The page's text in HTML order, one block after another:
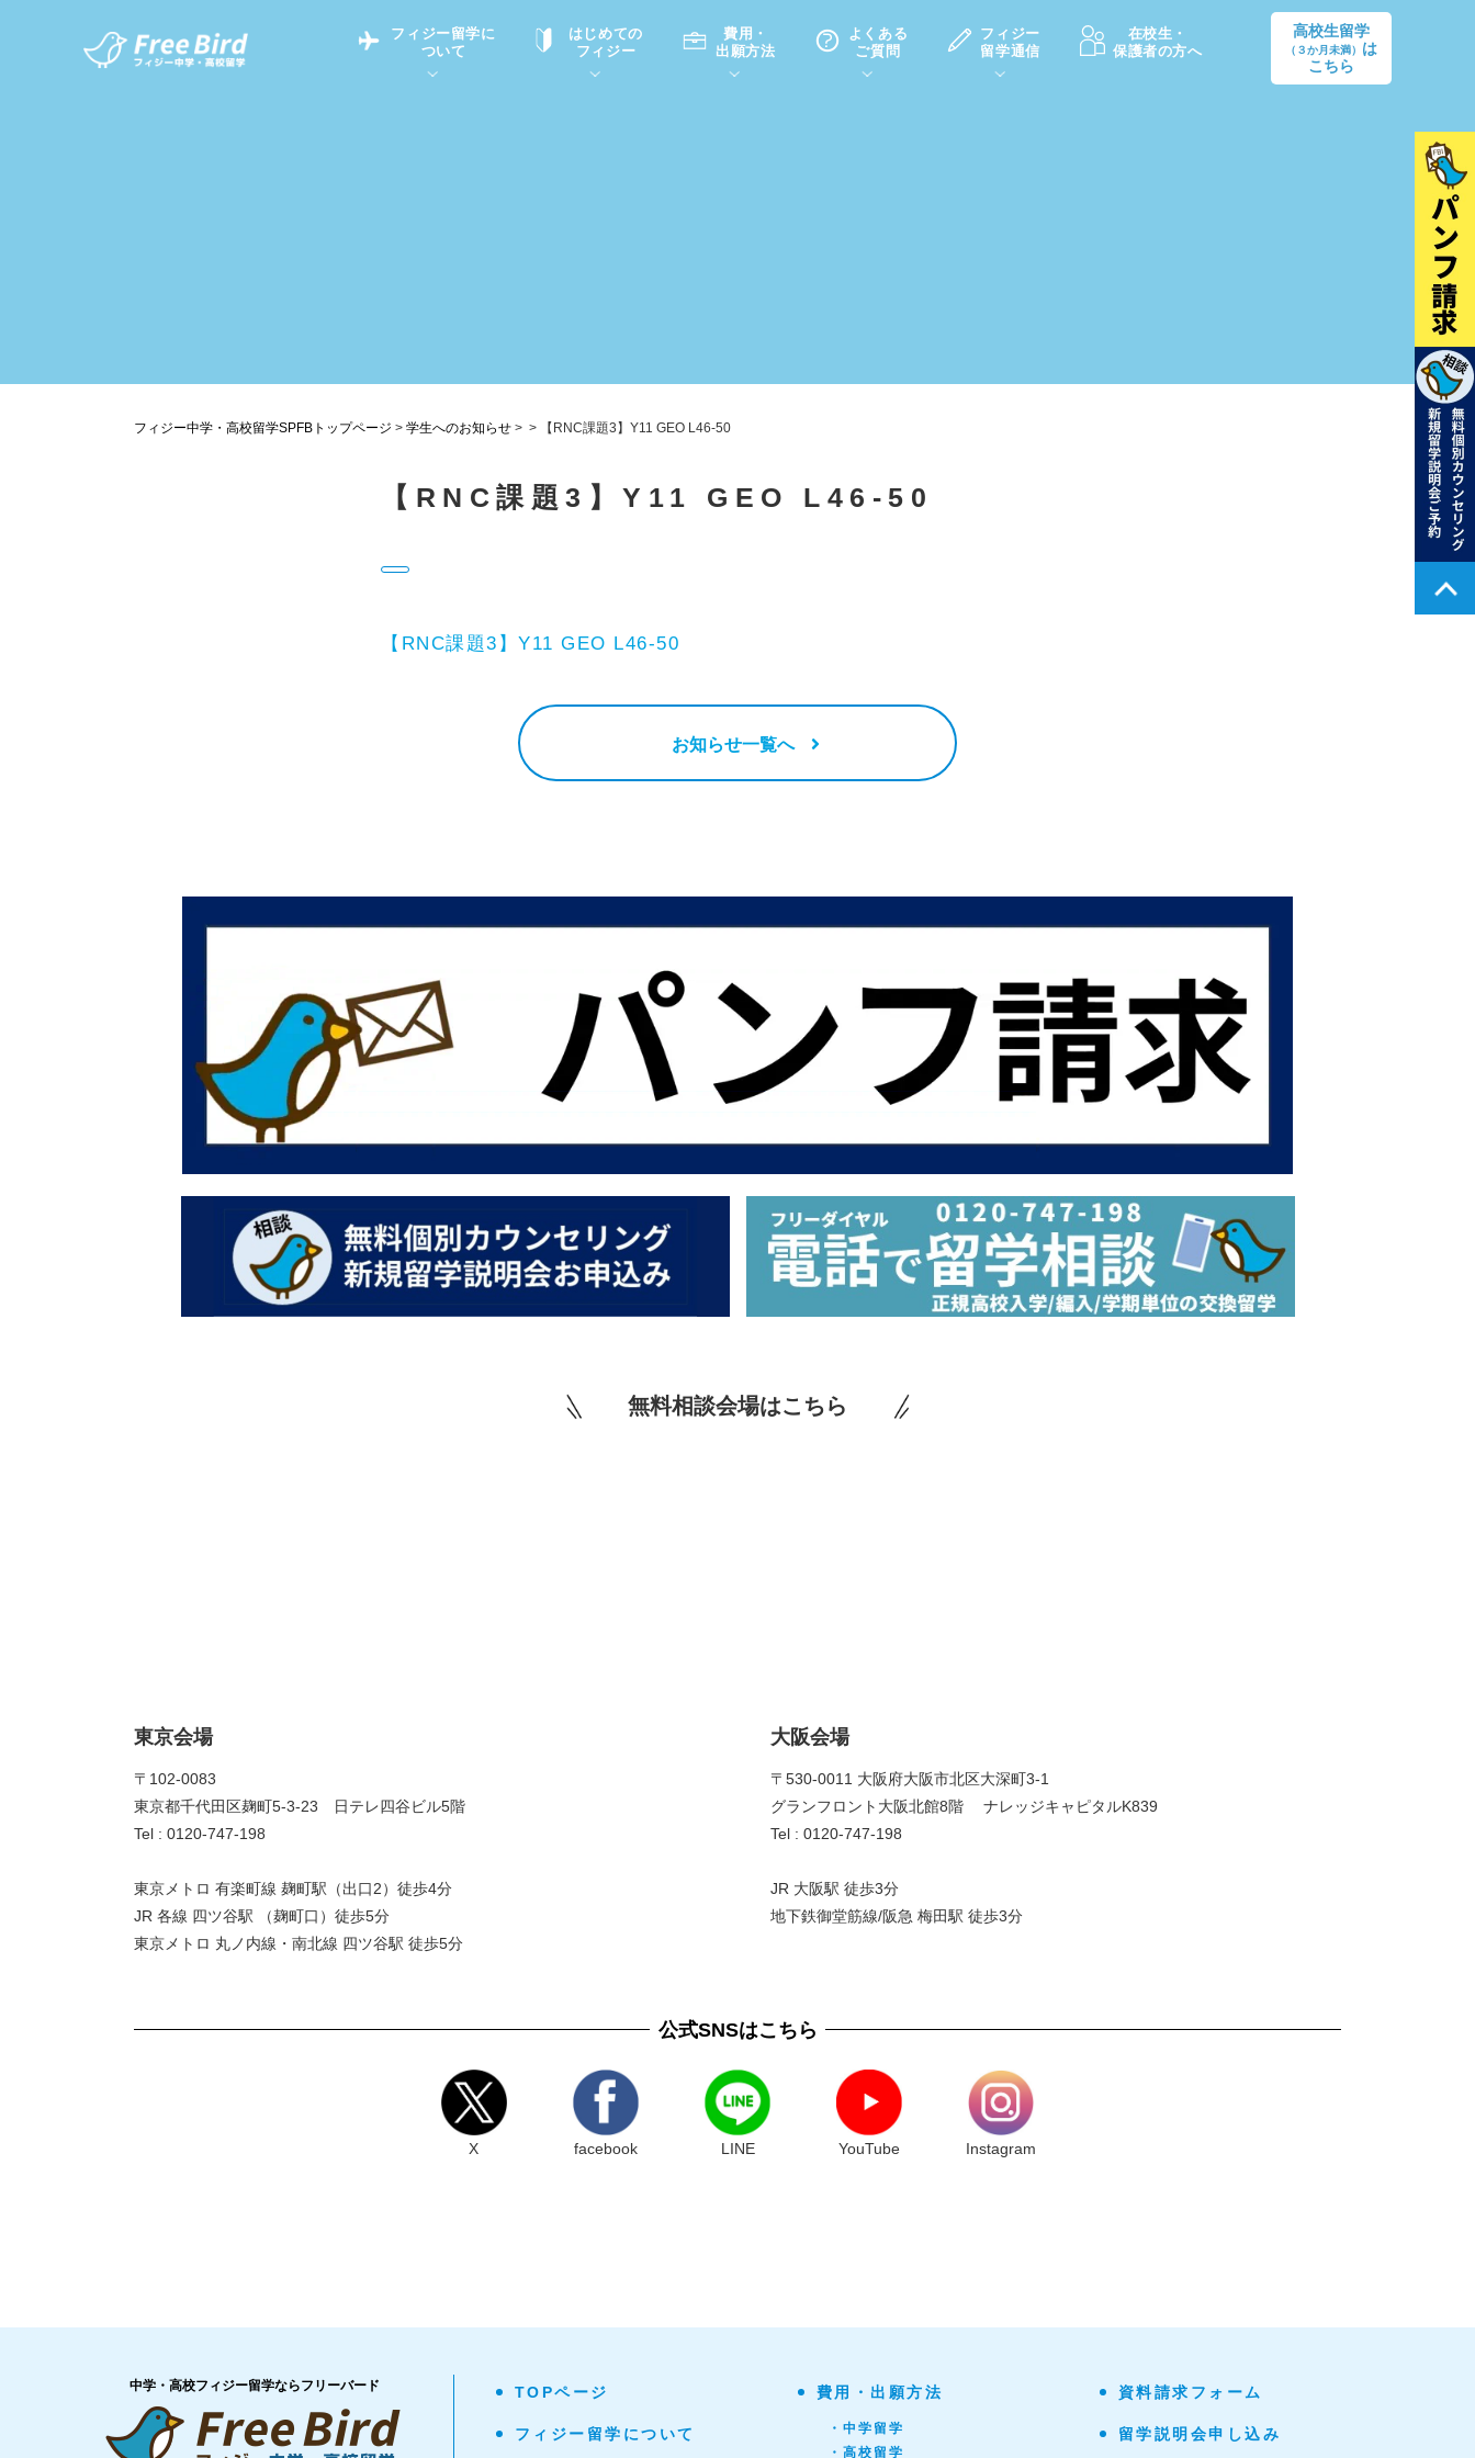
フィジー留学に
ついて
はじめての
フィジー
費用・
出願方法
よくある
ご質問
フィジー
留学通信
在校生・
保護者の方へ
高校生留学
（３か月未満）
は
こちら
フィジー中学・高校留学SPFBトップページ > 学生へのお知らせ > > 【RNC課題3】Y11 GEO L46-50
【RNC課題3】Y11 GEO L46-50
【RNC課題3】Y11 GEO L46-50
お知らせ一覧へ
無料相談会場はこちら
東京会場
〒102-0083
東京都千代田区麹町5-3-23 日テレ四谷ビル5階
Tel : 0120-747-198
東京メトロ 有楽町線 麹町駅（出口2）徒歩4分
JR 各線 四ツ谷駅 （麹町口）徒歩5分
東京メトロ 丸ノ内線・南北線 四ツ谷駅 徒歩5分
大阪会場
〒530-0011 大阪府大阪市北区大深町3-1
グランフロント大阪北館8階 ナレッジキャピタルK839
Tel : 0120-747-198
JR 大阪駅 徒歩3分
地下鉄御堂筋線/阪急 梅田駅 徒歩3分
公式SNSはこちら
X facebook LINE YouTube Instagram
中学・高校フィジー留学ならフリーバード TOPページ
フィジー留学について
費用・出願方法
・中学留学
・高校留学
資料請求フォーム
留学説明会申し込み